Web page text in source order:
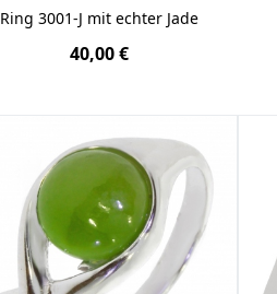
Ring 3001-J mit echter Jade
40,00 €